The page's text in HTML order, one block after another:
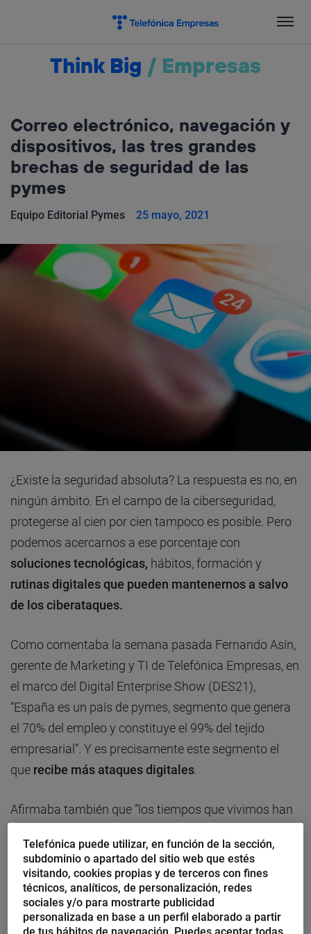
Think Big / Empresas
Correo electrónico, navegación y
dispositivos, las tres grandes
brechas de seguridad de las
pymes
Equipo Editorial Pymes 25 mayo, 2021
¿Existe la seguridad absoluta? La respuesta es no, en
ningún ámbito. En el campo de la ciberseguridad,
protegerse al cien por cien tampoco es posible. Pero
podemos acercarnos a ese porcentaje con
soluciones tecnológicas, hábitos, formación y
rutinas digitales que pueden mantenernos a salvo
de los ciberataques.
Como comentaba la semana pasada Fernando Asín,
gerente de Marketing y TI de Telefónica Empresas, en
el marco del Digital Enterprise Show (DES21),
“España es un país de pymes, segmento que genera
el 70% del empleo y constituye el 99% del tejido
empresarial”. Y es precisamente este segmento el
que recibe más ataques digitales.
Afirmaba también que ”los tiempos que vivimos han
que esta es imprescindible ya en cualquier pequeña y
mediana empresa para sobrevivir y crecer, para ser
más sostenible y eficiente”.
Protección frente a ataques digitales
Telefónica puede utilizar, en función de la sección,
subdominio o apartado del sitio web que estés
visitando, cookies propias y de terceros con fines
técnicos, analíticos, de personalización, redes
sociales y/o para mostrarte publicidad
personalizada en base a un perfil elaborado a partir
de tus hábitos de navegación. Puedes aceptar todas,